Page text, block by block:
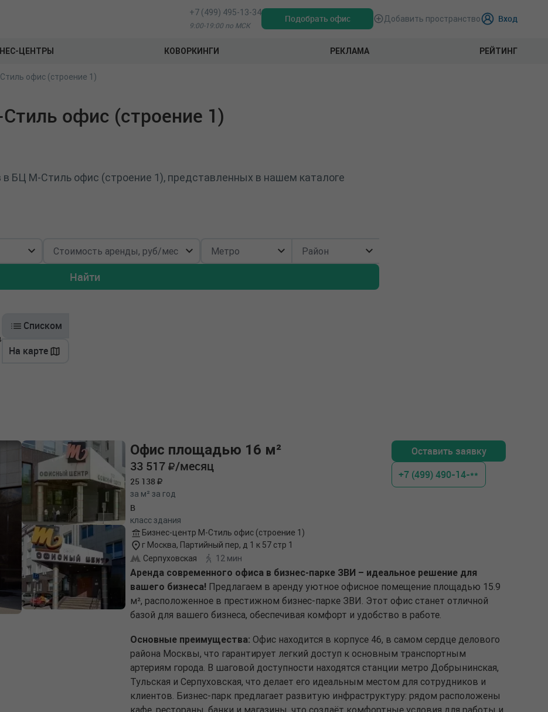
+7 (499) 495-13-34
9:00-19:00 по МСК
Подобрать офис Добавить пространство Вход
ЦЕНТРЫ КОВОРКИНГИ РЕКЛАМА РЕЙТИНГ
офис (строение 1)
офис (строение 1)
БЦ М-Стиль офис (строение 1), представленных в нашем каталоге
Район
Найти
Списком
На карте
Офис площадью 16 м²
33 517 /месяц
25 138
за м² за год
B
класс здания
Бизнес-центр М-Стиль офис (строение 1)
г Москва, Партийный пер, д 1 к 57 стр 1
Серпуховская
12 мин
Аренда современного офиса в бизнес-парке ЗВИ – идеальное решение для
вашего бизнеса! Предлагаем в аренду уютное офисное помещение площадью 15.9
м², расположенное в престижном бизнес-парке ЗВИ. Этот офис станет отличной
базой для вашего бизнеса, обеспечивая комфорт и удобство в работе.
Основные преимущества: Офис находится в корпусе 46, в самом сердце делового
района Москвы, что гарантирует легкий доступ к основным транспортным
артериям города. В шаговой доступности находятся станции метро Добрынинская,
Тульская и Серпуховская, что делает его идеальным местом для сотрудников и
клиентов. Бизнес-парк предлагает развитую инфраструктуру: рядом расположены
Оставить заявку
+7 (499) 490-14-**